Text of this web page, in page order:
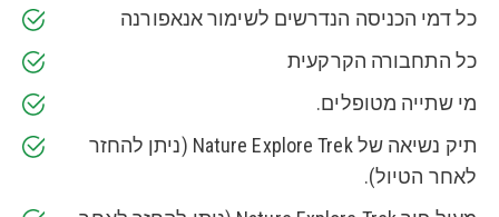
כל דמי הכניסה הנדרשים לשימור אנאפורנה
כל התחבורה הקרקעית
מי שתייה מטופלים.
תיק נשיאה של Nature Explore Trek (ניתן להחזר
לאחר הטיול).